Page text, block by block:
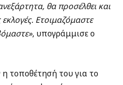
θα προσέλθει και
εκλογές. Ετοιμαζόμαστε
, υπογράμμισε ο
η τοποθέτησή του για το